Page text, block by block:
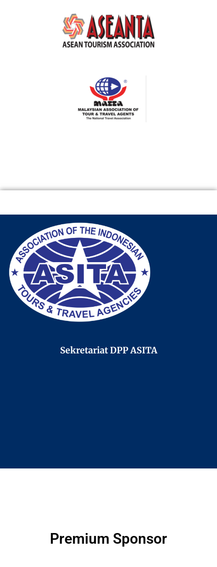
Sekretariat DPP ASITA
Premium Sponsor